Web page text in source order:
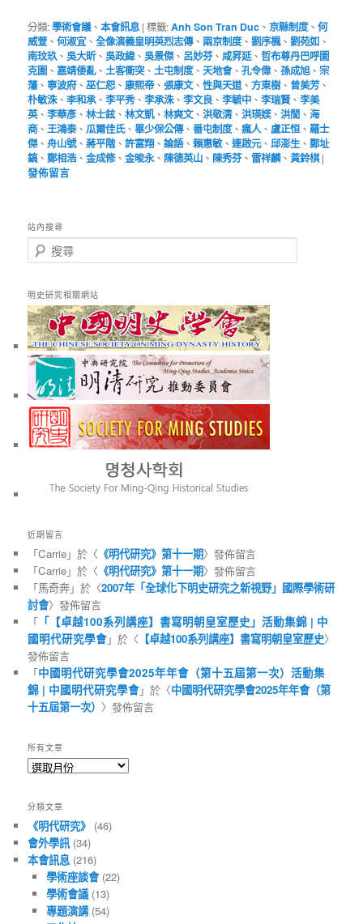
分類:學術會議、本會訊息 |標籤:Anh Son Tran Duc 、京縣制度、何
威萱、何淑宜 、全像演義皇明英烈志傳、兩京制度、劉序楓、劉苑如 、
南玟玖 、吳大昕、吳政緯、吳景傑、 呂妙芬、 咸昇延、哲布尊丹巴呼圖
克圖 、嘉靖倭亂、土客衝突、土屯制度、天地會、孔令偉、孫成旭、宗
藩、寧波府、巫仁恕 、 康熙帝 、張康文、性與天道、方東樹、 曾美芳、
朴敏洙、李和承、李平秀、李承洙、李文良 、李毓中 、李瑞賢、李美
英、李華彥、林士鉉、林文凱、林爽文、洪敬清、洪瑛媄、洪誾 、海
商、王鴻泰、 瓜爾佳氏、畢少保公傳、番屯制度、瘋人 、 盧正恒、羅士
傑、舟山號、蔣平階、許富翔 、論語、賴惠敏、連啟元、邱澎生 、鄭址
鎬、鄭相浩、金成修、金晙永、 陳德英山 、 陳秀芬、 雷祥麟、黃鈴棋 |
發佈留言
站內搜尋
搜
尋
明史研究相關網站
近期留言
「Carrie」於〈 《明代研究》第十一期〉發佈留言
「Carrie」於〈 《明代研究》第十一期〉發佈留言
「馬奇奔」於〈2007年「全球化下明史研究之新視野」國際學術研
討會〉發佈留言
「 「【卓越100系列講座】書寫明朝皇室歷史」活動集錦 | 中
國明代研究學會」於〈 【卓越100系列講座】書寫明朝皇室歷史〉
發佈留言
「中國明代研究學會2025年年會（第十五屆第一次）活動集
錦 | 中國明代研究學會」於〈中國明代研究學會2025年年會（第
十五屆第一次） 〉發佈留言
所有文章
所
章
分類文章
《明代研究》 (46)
會外學訊(34)
本會訊息 (216)
學術座談會(22)
學術會議(13)
專題演講(54)